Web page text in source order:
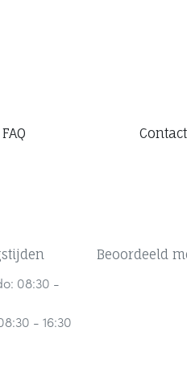
08:30 -
- 16:30
Beoordeeld
Contact
FAQ